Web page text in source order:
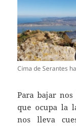
Cima de Serantes
Para bajar
que ocupa la
nos lleva